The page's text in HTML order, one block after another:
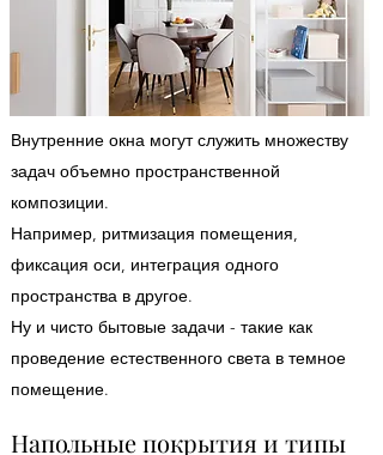
Внутренние окна могут служить множеству
задач объемно пространственной
композиции.
Например, ритмизация помещения,
фиксация оси, интеграция одного
пространства в другое.
Ну и чисто бытовые задачи - такие как
проведение естественного света в темное
помещение.
Напольные покрытия и типы